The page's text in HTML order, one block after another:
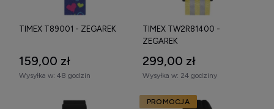
TIMEX T89001 - ZEGAREK
159,00 zł
Wysyłka w: 48 godzin
TIMEX TW2R81400 -
ZEGAREK
299,00 zł
Wysyłka w: 24 godziny
PROMOCJA